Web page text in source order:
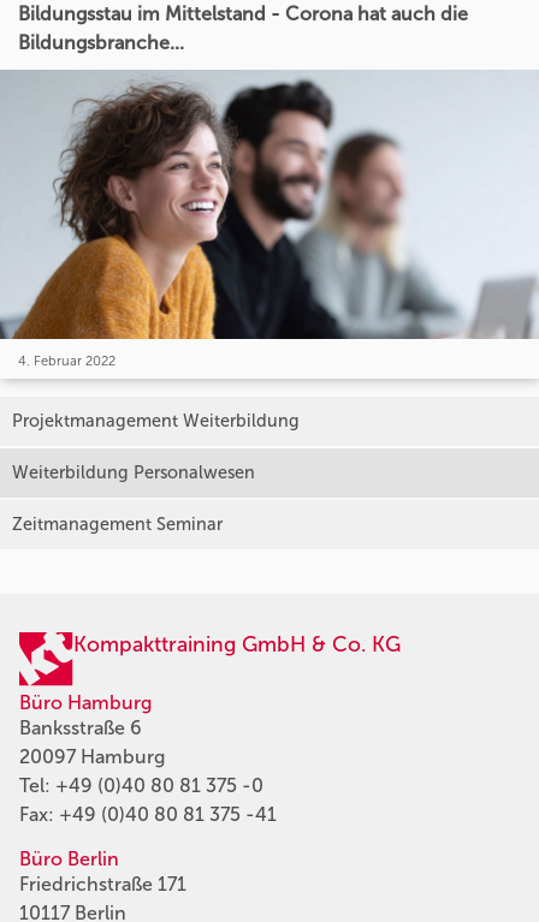
Bildungsstau im Mittelstand - Corona hat auch die
Bildungsbranche...
4. Februar 2022
Projektmanagement Weiterbildung
Weiterbildung Personalwesen
Zeitmanagement Seminar
Kompakttraining GmbH & Co. KG
Büro Hamburg
Banksstraße 6
20097 Hamburg
Tel: +49 (0)40 80 81 375 -0
Fax: +49 (0)40 80 81 375 -41
Büro Berlin
Friedrichstraße 171
10117 Berlin